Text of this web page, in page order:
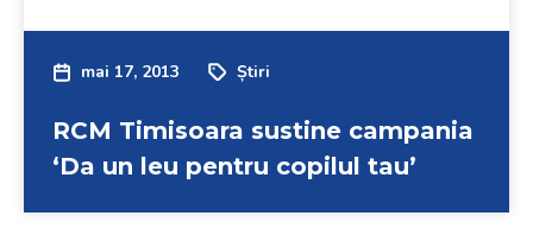
mai 17, 2013 Știri
RCM Timisoara sustine campania
‘Da un leu pentru copilul tau’